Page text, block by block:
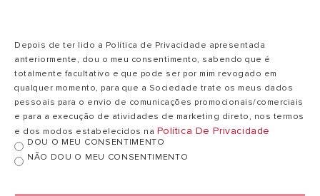
Depois de ter lido a Política de Privacidade apresentada
anteriormente, dou o meu consentimento, sabendo que é
totalmente facultativo e que pode ser por mim revogado em
qualquer momento, para que a Sociedade trate os meus dados
pessoais para o envio de comunicações promocionais/comerciais
e para a execução de atividades de marketing direto, nos termos
e dos modos estabelecidos na Política De Privacidade
DOU O MEU CONSENTIMENTO
NÃO DOU O MEU CONSENTIMENTO